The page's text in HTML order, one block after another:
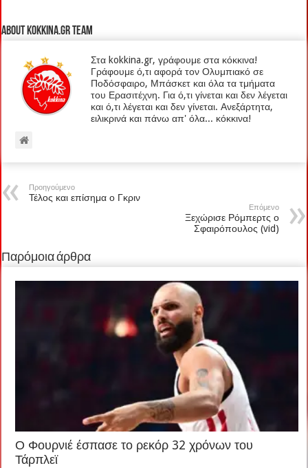
About kokkina.gr TEAM
Στα kokkina.gr, γράφουμε στα κόκκινα!
Γράφουμε ό,τι αφορά τον Ολυμπιακό σε
Ποδόσφαιρο, Μπάσκετ και όλα τα τμήματα
του Ερασιτέχνη. Για ό,τι γίνεται και δεν λέγεται
και ό,τι λέγεται και δεν γίνεται. Ανεξάρτητα,
ειλικρινά και πάνω απ' όλα... κόκκινα!
Προηγούμενο
Τέλος και επίσημα ο Γκριν
Επόμενο
Ξεχώρισε Ρόμπερτς ο
Σφαιρόπουλος (vid)
Παρόμοια άρθρα
Ο Φουρνιέ έσπασε το ρεκόρ 32 χρόνων του
Τάρπλεϊ